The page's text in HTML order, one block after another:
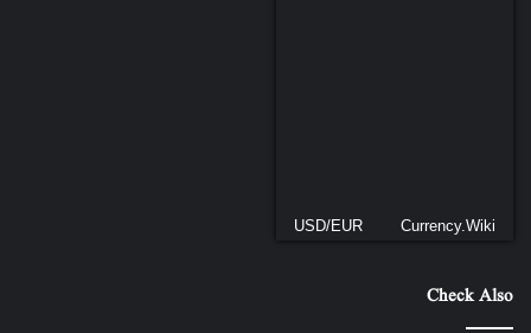
USD/EUR Currency.Wiki
Check Also